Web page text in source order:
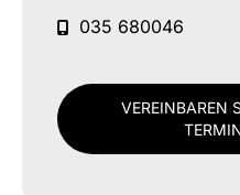
035 680046
VEREINBAREN